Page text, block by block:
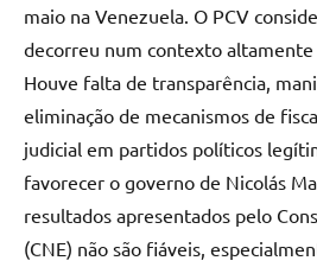
maio na Venezuela. O PCV
decorreu num contexto altamente
Houve falta de transparência,
eliminação de mecanismos de
judicial em partidos políticos
favorecer o governo de Nicolás
resultados apresentados pelo
(CNE) não são fiáveis,